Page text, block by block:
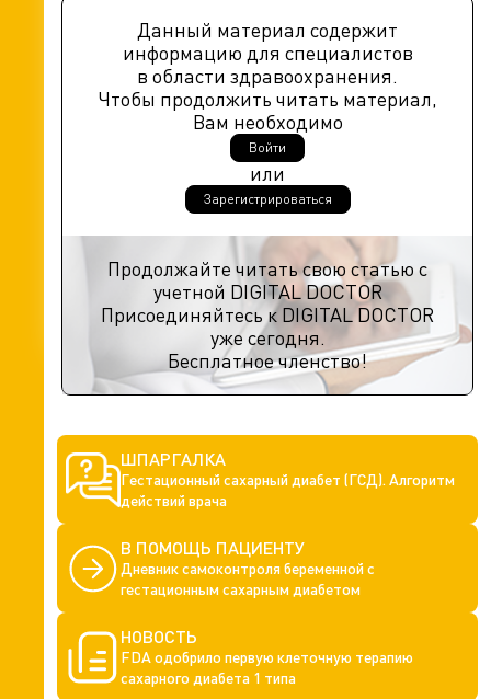
Данный материал содержит
информацию для специалистов
в области здравоохранения.
Чтобы продолжить читать материал,
Вам необходимо
Войти
или
Зарегистрироваться
Продолжайте читать свою статью с
учетной DIGITAL DOCTOR
Присоединяйтесь к DIGITAL DOCTOR
уже сегодня.
Бесплатное членство!
ШПАРГАЛКА
Гестационный сахарный диабет (ГСД). Алгоритм
действий врача
В ПОМОЩЬ ПАЦИЕНТУ
Дневник самоконтроля беременной с
гестационным сахарным диабетом
НОВОСТЬ
FDA одобрило первую клеточную терапию
сахарного диабета 1 типа